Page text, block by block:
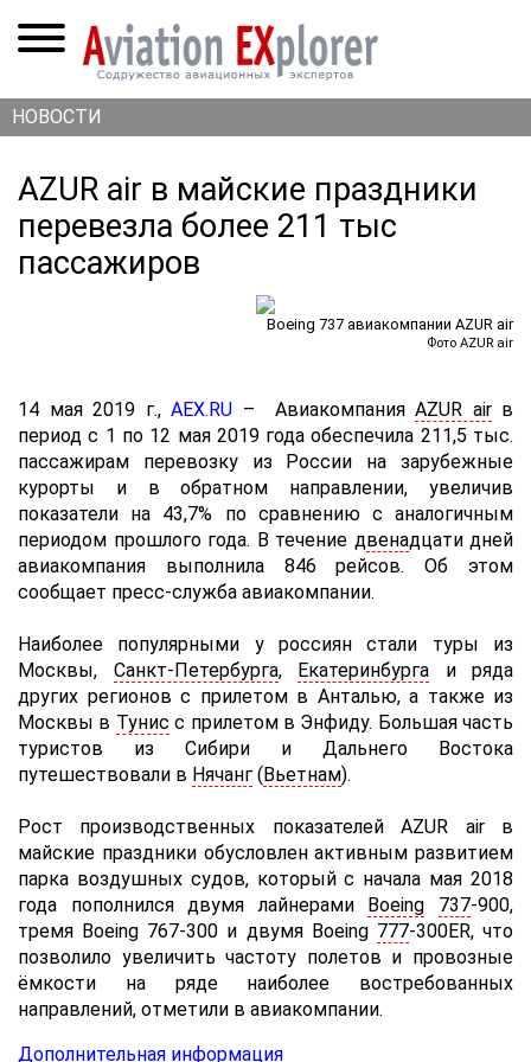
НОВОСТИ
AZUR air в майские праздники
перевезла более 211 тыс
пассажиров
Boeing 737 авиакомпании AZUR air
Фото AZUR air
14 мая 2019 г., AEX.RU – Авиакомпания AZUR airв
период с 1 по 12 мая 2019 года обеспечила 211,5 тыс.
пассажирам перевозку из России на зарубежные
курорты и в обратном направлении, увеличив
показатели на 43,7% по сравнению с аналогичным
периодом прошлого года. В течение двенадцати дней
авиакомпания выполнила 846 рейсов. Об этом
сообщает пресс-служба авиакомпании.
Наиболее популярными у россиян стали туры из
Москвы, Санкт-Петербурга, Екатеринбурга и ряда
других регионов с прилетом в Анталью, а также из
Москвы в Тунис с прилетом в Энфиду. Большая часть
туристов из Сибири и Дальнего Востока
путешествовали в Нячанг (Вьетнам).
Рост производственных показателей AZUR air в
майские праздники обусловлен активным развитием
парка воздушных судов, который с начала мая 2018
года пополнился двумя лайнерами Boeing 737-900,
тремя Boeing 767-300 и двумя Boeing 777-300ER, что
позволило увеличить частоту полетов и провозные
ёмкости на ряде наиболее востребованных
направлений, отметили в авиакомпании.
Дополнительная информация